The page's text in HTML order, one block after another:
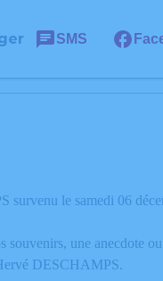
SMS
survenu le samedi 06
une anecdote
DESCHAMPS.